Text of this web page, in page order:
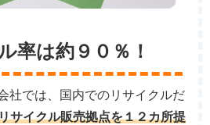
率は約９０％！
社では、国内でのリサイクルだ
サイクル販売拠点を１２カ所提